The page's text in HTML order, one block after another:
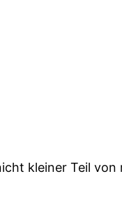
kleiner Teil